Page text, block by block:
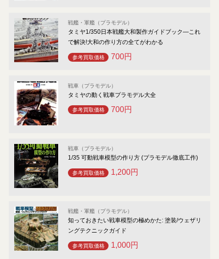
戦艦・軍艦（プラモデル）
タミヤ1/350日本戦艦大和製作ガイドブック―これ
で解決!大和の作り方の全てがわかる
参考買取価格 700円
戦車（プラモデル）
タミヤの動く戦車プラモデル大全
参考買取価格 700円
戦車（プラモデル）
1/35 可動戦車模型の作り方 (プラモデル徹底工作)
参考買取価格 1,200円
戦艦・軍艦（プラモデル）
知っておきたい戦車模型の極めかた: 塗装/ウェザリ
ングテクニックガイド
参考買取価格 1,000円